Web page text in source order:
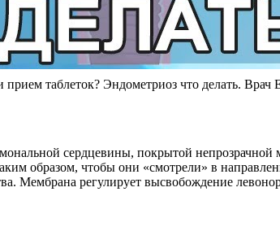
таблеток? Эндометриоз что делать. Врач
сердцевины, покрытой
образом, чтобы они «смотрели» в
Мембрана регулирует высвобождение